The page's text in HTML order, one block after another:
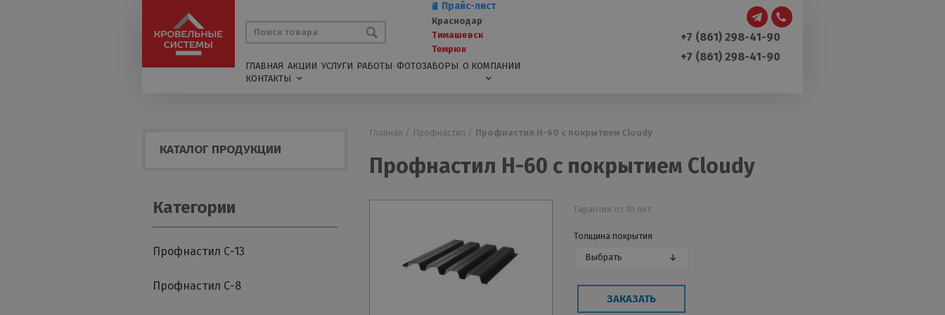
Прайс-лист
Краснодар
Тимашевск
Темрюк
ГЛАВНАЯ АКЦИИ УСЛУГИ РАБОТЫ ФОТОЗАБОРЫ О КОМПАНИИ
КОНТАКТЫ
+7 (861) 298-41-90
+7 (861) 298-41-90
КАТАЛОГ ПРОДУКЦИИ
Категории
Профнастил С-13
Профнастил С-8
Главная / Профнастил / Профнастил Н-60 с покрытием Cloudy
Профнастил Н-60 с покрытием Cloudy
Гарантия от 10 лет
Толщина покрытия
Выбрать
ЗАКАЗАТЬ